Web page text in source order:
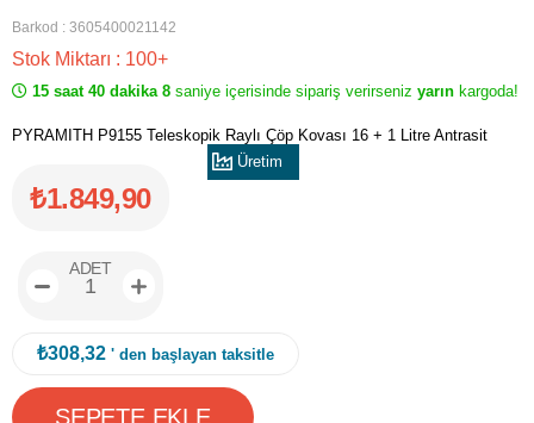
Barkod : 3605400021142
Stok Miktarı : 100+
15 saat 40 dakika 8 saniye içerisinde sipariş verirseniz yarın kargoda!
PYRAMITH P9155 Teleskopik Raylı Çöp Kovası 16 + 1 Litre Antrasit
₺1.849,90
ADET
₺308,32 ' den başlayan taksitle